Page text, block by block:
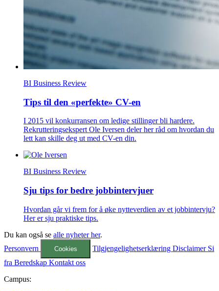
BI Business Review
Tips til den «perfekte» CV-en
I 2015 vil konkurransen om ledige stillinger bli hardere.
Rekrutteringsekspert Ole Iversen deler her råd om hvordan du
lett kan skille deg ut med CV-en din.
BI Business Review
Sju tips for bedre jobbintervjuer
Hvordan går vi frem for å øke nytteverdien av et jobbintervju?
Her er sju praktiske tips.
Du kan også se alle nyheter her.
Personvern
Cookies TilgjengelighetserklæringDisclaimer Si
fra Beredskap Kontakt oss
Campus: